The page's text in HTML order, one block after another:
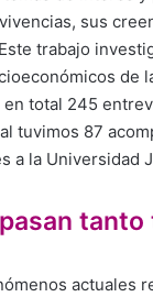
sus
trabajo
de
en total 245
tuvimos 87
a la Universidad
actuales